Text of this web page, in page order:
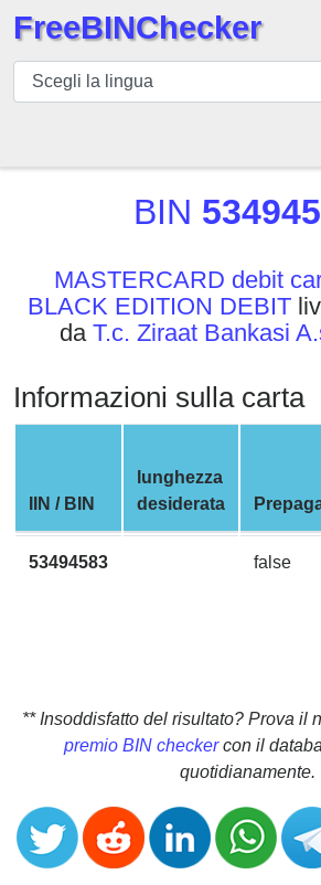
BIN
checker
BIN
Generator
BIN
Checker
CC
Generator
from
Banks
Credit
Card
Random
Credit
Card
FreeBINChecker
BIN
MASTERCARD debit
BLACK EDITION DEBIT
da T.c. Ziraat Bankasi
Informazioni sulla carta
IIN / BIN
lunghezza
desiderata
53494583 false
** Insoddisfatto del risultato? Prova il
premio BIN checkercon il
quotidianamente.